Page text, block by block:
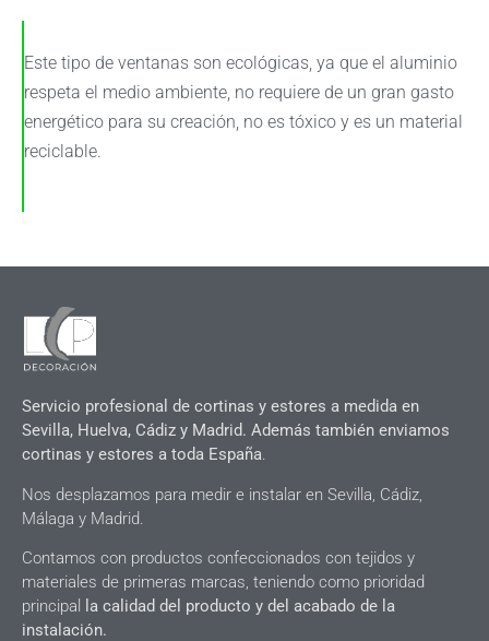
Este tipo de ventanas son ecológicas, ya que el aluminio
respeta el medio ambiente, no requiere de un gran gasto
energético para su creación, no es tóxico y es un material
reciclable.
Servicio profesional de cortinas y estores a medida en
Sevilla, Huelva, Cádiz y Madrid. Además también enviamos
cortinas y estores a toda España.
Nos desplazamos para medir e instalar en Sevilla, Cádiz,
Málaga y Madrid.
Contamos con productos confeccionados con tejidos y
materiales de primeras marcas, teniendo como prioridad
principal
la calidad del producto y del acabado de la
instalación.